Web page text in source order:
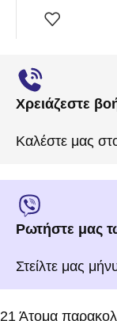
Χρειάζεστε
Καλέστε μας
Ρωτήστε μας
Στείλτε μας
21 Άτομα